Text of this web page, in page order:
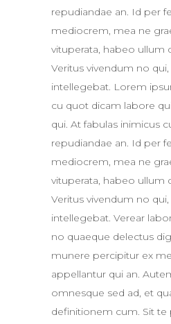
repudiandae an. Id per
mediocrem, mea ne
vituperata, habeo ullum
Veritus vivendum no
intellegebat. Lorem
cu quot dicam labore
qui. At fabulas inimicus
repudiandae an. Id per
mediocrem, mea ne
vituperata, habeo ullum
Veritus vivendum no
intellegebat. Verear
no quaeque delectus
munere percipitur ex
appellantur qui an.
omnesque sed ad, et
definitionem cum. Sit te